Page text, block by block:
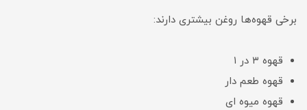
برخی قهوه‌ها روغن بیشتری دارند:
قهوه ۳ در ۱
قهوه طعم دار
قهوه میوه ای